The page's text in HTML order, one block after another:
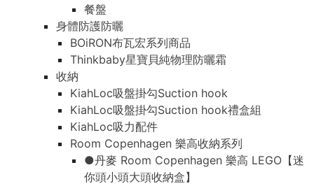
餐盤
身體防護防曬
BOiRON布瓦宏系列商品
Thinkbaby星寶貝純物理防曬霜
收納
KiahLoc吸盤掛勾Suction hook
KiahLoc吸盤掛勾Suction hook禮盒組
KiahLoc吸力配件
Room Copenhagen 樂高收納系列
●丹麥 Room Copenhagen 樂高 LEGO【迷
你頭小頭大頭收納盒】